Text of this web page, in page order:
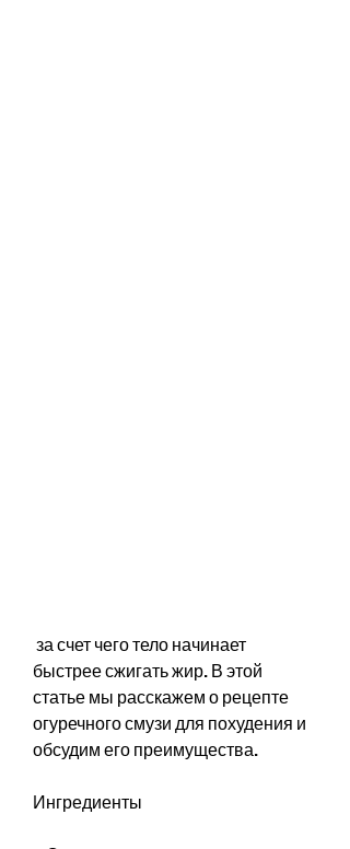
быстрее сжигать жир. В этой
статье мы расскажем о рецепте
огуречного смузи для похудения и
обсудим его преимущества.
Ингредиенты